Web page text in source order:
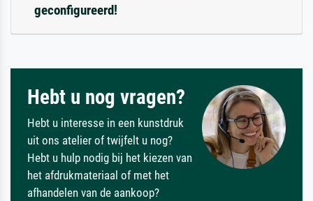
geconfigureerd!
Hebt u nog vragen?
Hebt u interesse in een kunstdruk
uit ons atelier of twijfelt u nog?
Hebt u hulp nodig bij het kiezen van
het afdrukmateriaal of met het
afhandelen van de aankoop?